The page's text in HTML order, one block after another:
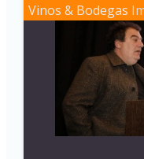
Vinos & Bodegas